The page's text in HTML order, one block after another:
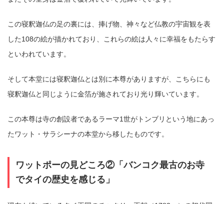
この寝釈迦仏の足の裏には、捧げ物、神々など仏教の宇宙観を表
した108の絵が描かれており、これらの絵は人々に幸福をもたらす
といわれています。
そして本堂には寝釈迦仏とは別に本尊がありますが、こちらにも
寝釈迦仏と同じように金箔が施されており光り輝いています。
この本尊は寺の創設者であるラーマ1世がトンブリという地にあっ
たワット・サラシーナの本堂から移したものです。
ワットポーの見どころ②「バンコク最古のお寺
でタイの歴史を感じる」